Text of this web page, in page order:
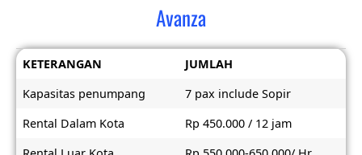
Avanza
KETERANGAN
JUMLAH
Kapasitas penumpang
7 pax include Sopir
Rental Dalam Kota
Rp 450.000 / 12 jam